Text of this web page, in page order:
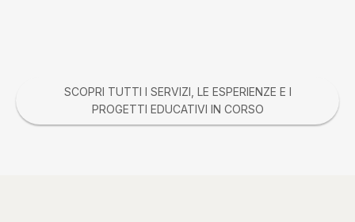
SCOPRI TUTTI I SERVIZI, LE ESPERIENZE E I
PROGETTI EDUCATIVI IN CORSO